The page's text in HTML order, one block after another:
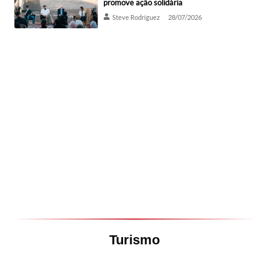
promove ação solidária
Steve Rodríguez 28/07/2026
Turismo